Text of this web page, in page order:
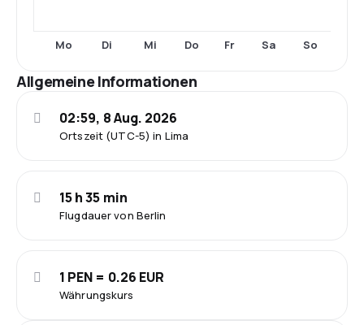
Mo Di Mi Do Fr Sa So
Allgemeine Informationen
Ortszeit (UTC-5) in Lima
02:59, 8 Aug. 2026
Flugdauer von Berlin
15 h 35 min
Währungskurs
1 PEN = 0.26 EUR